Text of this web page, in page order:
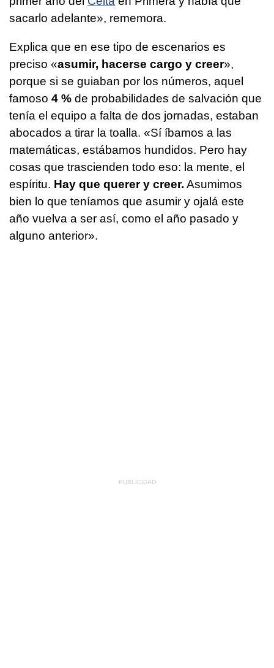
sacarlo adelante», rememora.
Explica que en ese tipo de escenarios es
preciso «asumir, hacerse cargo y creer»,
porque si se guiaban por los números, aquel
famoso 4 % de probabilidades de salvación que
tenía el equipo a falta de dos jornadas, estaban
abocados a tirar la toalla. «Sí íbamos a las
matemáticas, estábamos hundidos. Pero hay
cosas que trascienden todo eso: la mente, el
espíritu. Hay que querer y creer. Asumimos
bien lo que teníamos que asumir y ojalá este
año vuelva a ser así, como el año pasado y
alguno anterior».